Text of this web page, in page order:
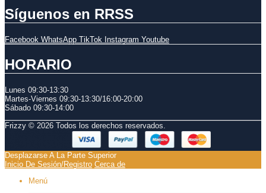
Síguenos en RRSS
Facebook WhatsApp TikTok Instagram Youtube
HORARIO
Lunes 09:30-13:30
Martes-Viernes 09:30-13:30/16:00-20:00
Sábado 09:30-14:00
Frizzy © 2026 Todos los derechos reservados.
Desplazarse A La Parte Superior
Inicio De Sesión/Registro Cerca de
Menú